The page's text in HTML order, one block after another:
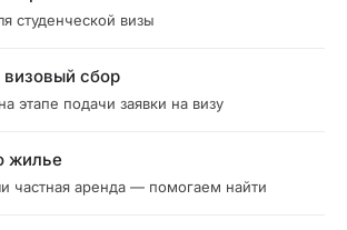
студенческой визы
сбор
этапе подачи заявки на визу
жилье
частная аренда — помогаем найти